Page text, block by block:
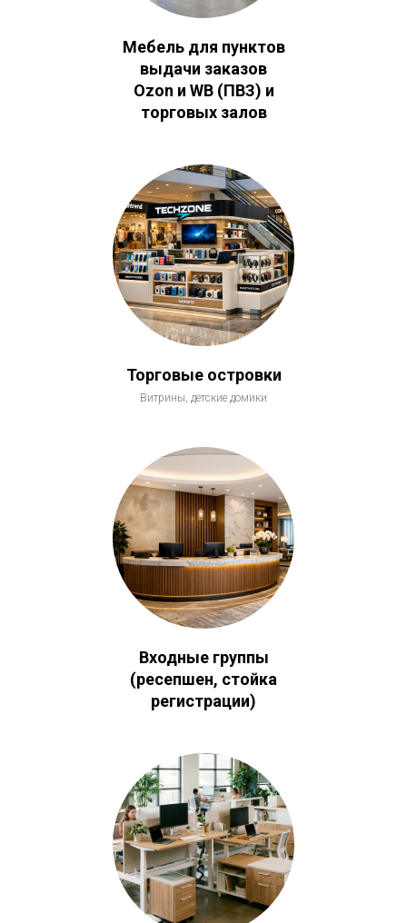
Мебель для пунктов
выдачи заказов
Ozon и WB (ПВЗ) и
торговых залов
Торговые островки
Витрины, детские домики
Входные группы
(ресепшен, стойка
регистрации)